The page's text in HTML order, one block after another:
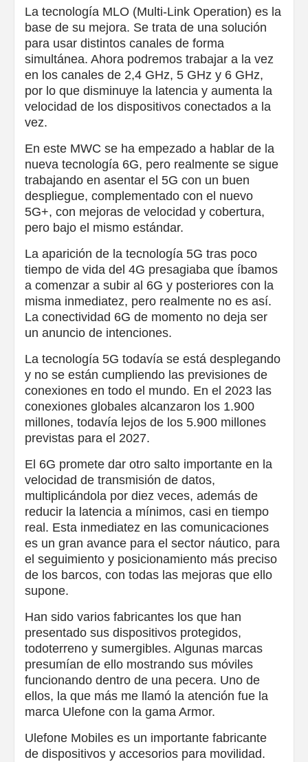
La tecnología MLO (Multi-Link Operation) es la
base de su mejora. Se trata de una solución
para usar distintos canales de forma
simultánea. Ahora podremos trabajar a la vez
en los canales de 2,4 GHz, 5 GHz y 6 GHz,
por lo que disminuye la latencia y aumenta la
velocidad de los dispositivos conectados a la
vez.
En este MWC se ha empezado a hablar de la
nueva tecnología 6G, pero realmente se sigue
trabajando en asentar el 5G con un buen
despliegue, complementado con el nuevo
5G+, con mejoras de velocidad y cobertura,
pero bajo el mismo estándar.
La aparición de la tecnología 5G tras poco
tiempo de vida del 4G presagiaba que íbamos
a comenzar a subir al 6G y posteriores con la
misma inmediatez, pero realmente no es así.
La conectividad 6G de momento no deja ser
un anuncio de intenciones.
La tecnología 5G todavía se está desplegando
y no se están cumpliendo las previsiones de
conexiones en todo el mundo. En el 2023 las
conexiones globales alcanzaron los 1.900
millones, todavía lejos de los 5.900 millones
previstas para el 2027.
El 6G promete dar otro salto importante en la
velocidad de transmisión de datos,
multiplicándola por diez veces, además de
reducir la latencia a mínimos, casi en tiempo
real. Esta inmediatez en las comunicaciones
es un gran avance para el sector náutico, para
el seguimiento y posicionamiento más preciso
de los barcos, con todas las mejoras que ello
supone.
Han sido varios fabricantes los que han
presentado sus dispositivos protegidos,
todoterreno y sumergibles. Algunas marcas
presumían de ello mostrando sus móviles
funcionando dentro de una pecera. Uno de
ellos, la que más me llamó la atención fue la
marca Ulefone con la gama Armor.
Ulefone Mobiles es un importante fabricante
de dispositivos y accesorios para movilidad.